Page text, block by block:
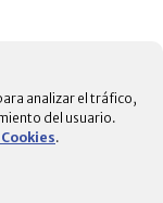
analizar el tráfico,
del usuario.
.